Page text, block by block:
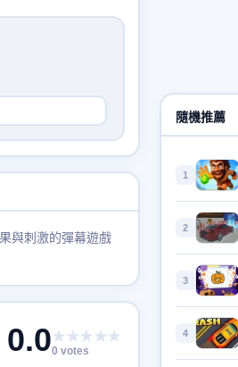
與刺激的彈幕遊戲
0.0★★★★★
0 votes
隨機推薦
1
2
3
4